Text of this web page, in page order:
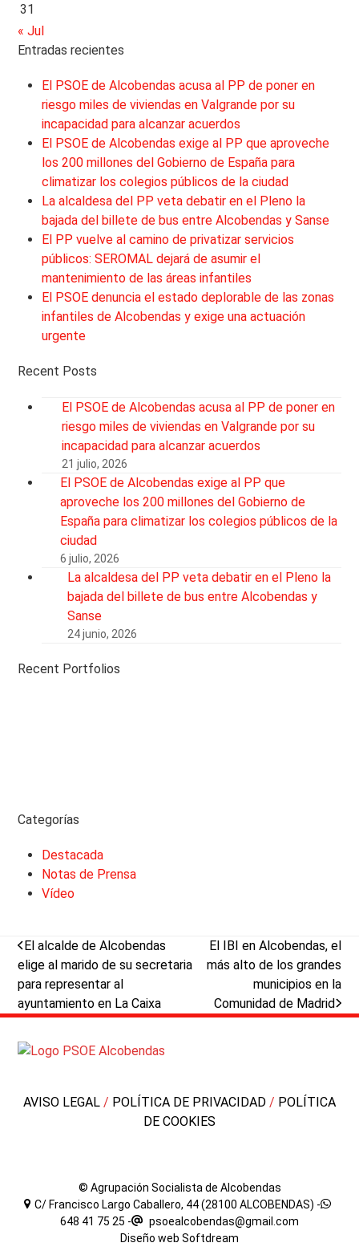
31
« Jul
Entradas recientes
El PSOE de Alcobendas acusa al PP de poner en
riesgo miles de viviendas en Valgrande por su
incapacidad para alcanzar acuerdos
El PSOE de Alcobendas exige al PP que aproveche
los 200 millones del Gobierno de España para
climatizar los colegios públicos de la ciudad
La alcaldesa del PP veta debatir en el Pleno la
bajada del billete de bus entre Alcobendas y Sanse
El PP vuelve al camino de privatizar servicios
públicos: SEROMAL dejará de asumir el
mantenimiento de las áreas infantiles
El PSOE denuncia el estado deplorable de las zonas
infantiles de Alcobendas y exige una actuación
urgente
Recent Posts
El PSOE de Alcobendas acusa al PP de poner en
riesgo miles de viviendas en Valgrande por su
incapacidad para alcanzar acuerdos
21 julio, 2026
El PSOE de Alcobendas exige al PP que
aproveche los 200 millones del Gobierno de
España para climatizar los colegios públicos de la
ciudad
6 julio, 2026
La alcaldesa del PP veta debatir en el Pleno la
bajada del billete de bus entre Alcobendas y
Sanse
24 junio, 2026
Recent Portfolios
Categorías
Destacada
Notas de Prensa
Vídeo
previous
post:
El alcalde de Alcobendas
elige al marido de su secretaria
para representar al
ayuntamiento en La Caixa
next
post:
El IBI en Alcobendas, el
más alto de los grandes
municipios en la
Comunidad de Madrid
AVISO LEGAL / POLÍTICA DE PRIVACIDAD / POLÍTICA
DE COOKIES
© Agrupación Socialista de Alcobendas
C/ Francisco Largo Caballero, 44 (28100 ALCOBENDAS) -
648 41 75 25 -
psoealcobendas@gmail.com
Diseño web Softdream